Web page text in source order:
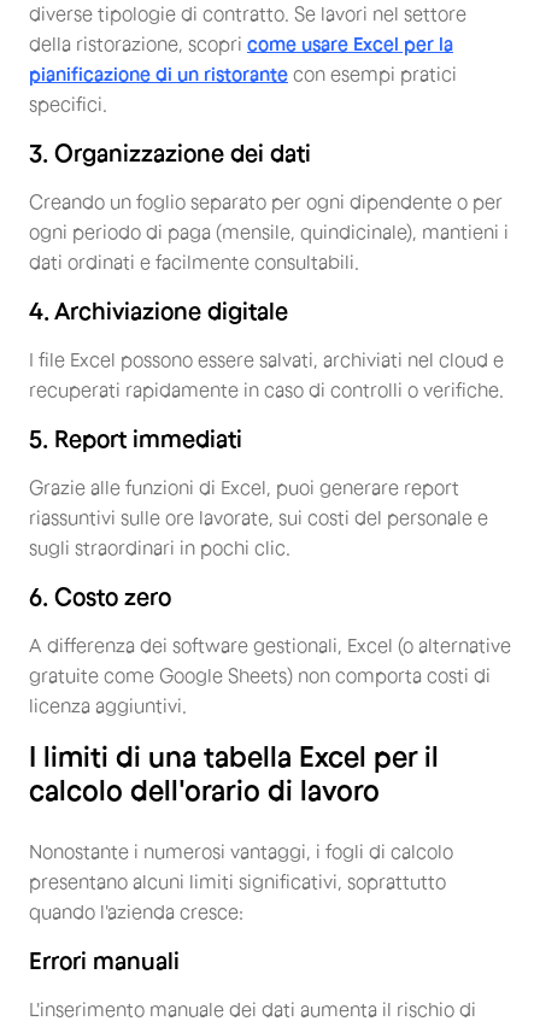
diverse tipologie di contratto. Se lavori nel settore
della ristorazione, scopri come usare Excel per la
pianificazione di un ristorante con esempi pratici
specifici.
3. Organizzazione dei dati
Creando un foglio separato per ogni dipendente o per
ogni periodo di paga (mensile, quindicinale), mantieni i
dati ordinati e facilmente consultabili.
4. Archiviazione digitale
I file Excel possono essere salvati, archiviati nel cloud e
recuperati rapidamente in caso di controlli o verifiche.
5. Report immediati
Grazie alle funzioni di Excel, puoi generare report
riassuntivi sulle ore lavorate, sui costi del personale e
sugli straordinari in pochi clic.
6. Costo zero
A differenza dei software gestionali, Excel (o alternative
gratuite come Google Sheets) non comporta costi di
licenza aggiuntivi.
I limiti di una tabella Excel per il
calcolo dell'orario di lavoro
Nonostante i numerosi vantaggi, i fogli di calcolo
presentano alcuni limiti significativi, soprattutto
quando l'azienda cresce:
Errori manuali
L'inserimento manuale dei dati aumenta il rischio di